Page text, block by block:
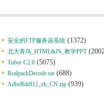
安全的FTP服务器系统(1372)
北大青鸟_HTML&JS_教学PPT
Tubor C2.0(5075)
RealpackDecode.rar(688)
AdbeRdr812_zh_CN.zip(939)